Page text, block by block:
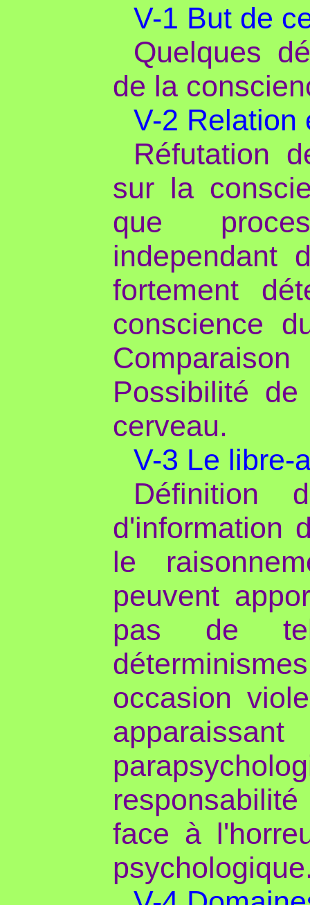
V-1 But de
Quelques
de la
V-2 Relation
Réfutation
sur la
que
independant
fortement
conscience
Possibilité
cerveau.
V-3 Le libre-
Définition
d'information
le
peuvent
pas de
occasion
face à